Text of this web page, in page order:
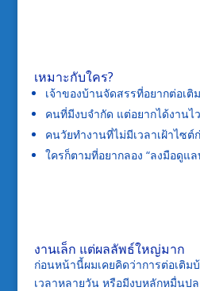
เหมาะกับใคร?
เจ้าของบ้านจัดสรรที่อยากต่อเติ
คนที่มีงบจำกัด แต่อยากได้งานไ
คนวัยทำงานที่ไม่มีเวลาเฝ้าไซต์
ใครก็ตามที่อยากลอง “ลงมือดูแล
งานเล็ก แต่ผลลัพธ์ใหญ่มาก
ก่อนหน้านี้ผมเคยคิดว่าการต่อเติม
เวลาหลายวัน หรือมีงบหลักหมื่นป